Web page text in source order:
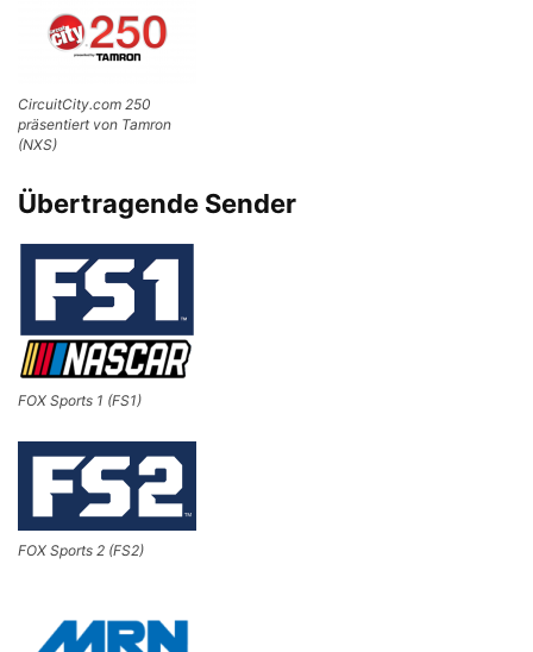
CircuitCity.com 250
präsentiert von Tamron
(NXS)
Übertragende Sender
FOX Sports 1 (FS1)
FOX Sports 2 (FS2)